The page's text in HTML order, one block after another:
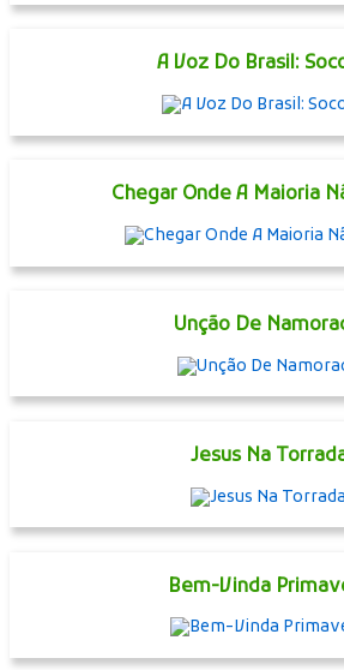
A Voz Do Brasil:
Chegar Onde A Maioria
Unção De
Jesus Na
Bem-Vinda